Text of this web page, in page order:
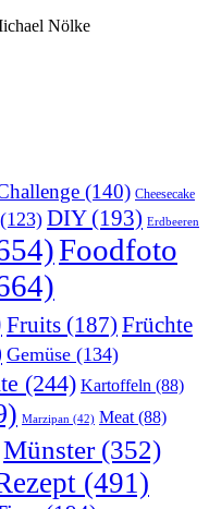
Nölke
(140) Cheesecake
(123) DIY(193) Erdbeeren
Foodfoto
Fruits (187) Früchte
Gemüse (134)
(244) Kartoffeln (88)
Marzipan (42) Meat (88)
Münster(352)
(491)